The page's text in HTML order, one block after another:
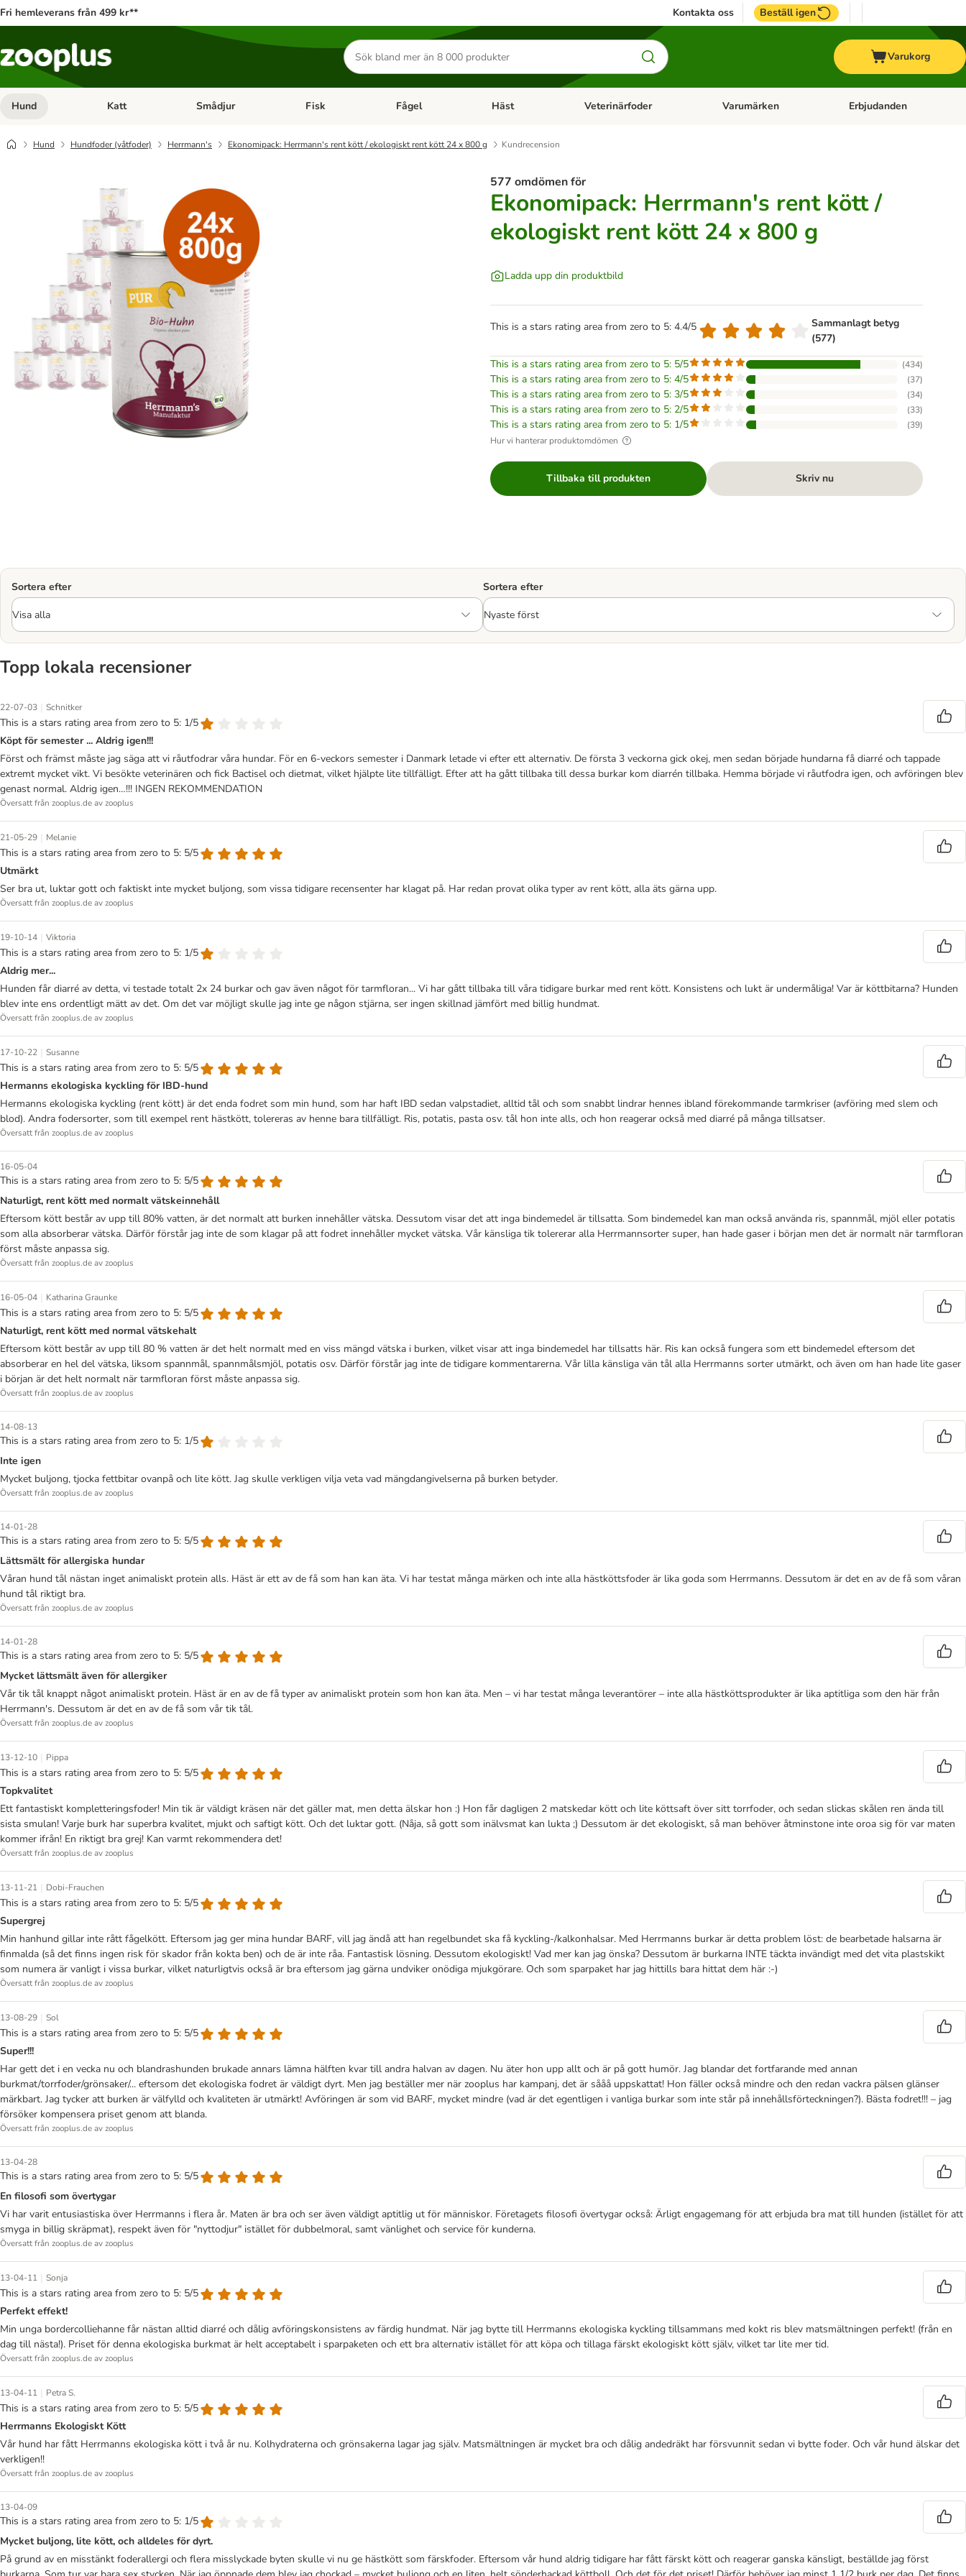
Fri hemleverans från 499 kr** Kontakta oss Beställ igen
Sök
efter
produkter
Varukorg
Hund Open category menu: Hund
Katt Open category menu: Katt
Smådjur Open category menu: Smådjur
Fisk Open category menu: Fisk
Fågel Open category menu: Fågel
Häst Open category menu: Häst
Veterinärfoder Open category menu: Veterinärfoder
Varumärken Open category menu:
Erbjudanden
Hund Hundfoder (våtfoder) Herrmann's Ekonomipack: Herrmann's rent kött / ekologiskt rent kött 24 x 800 g Kundrecension
577 omdömen för
Ekonomipack: Herrmann's rent kött /
ekologiskt rent kött 24 x 800 g
Ladda upp din produktbild
This is a stars rating area from zero to 5: 4.4/5
Sammanlagt betyg
(577)
This is a stars rating area from zero to 5: 5/5
(434)
This is a stars rating area from zero to 5: 4/5 (37)
This is a stars rating area from zero to 5: 3/5 (34)
This is a stars rating area from zero to 5: 2/5 (33)
This is a stars rating area from zero to 5: 1/5 (39)
Hur vi hanterar produktomdömen
Tillbaka till produkten Skriv nu
Sortera efter Sortera efter
Topp lokala recensioner
22-07-03 | Schnitker
This is a stars rating area from zero to 5: 1/5
Köpt för semester ... Aldrig igen!!!
Först och främst måste jag säga att vi råutfodrar våra hundar. För en 6-veckors semester i Danmark letade vi efter ett alternativ. De första 3 veckorna gick okej, men sedan började hundarna få diarré och tappade
extremt mycket vikt. Vi besökte veterinären och fick Bactisel och dietmat, vilket hjälpte lite tillfälligt. Efter att ha gått tillbaka till dessa burkar kom diarrén tillbaka. Hemma började vi råutfodra igen, och avföringen blev
genast normal. Aldrig igen…!!! INGEN REKOMMENDATION
Översatt från zooplus.de av zooplus
21-05-29 | Melanie
This is a stars rating area from zero to 5: 5/5
Utmärkt
Ser bra ut, luktar gott och faktiskt inte mycket buljong, som vissa tidigare recensenter har klagat på. Har redan provat olika typer av rent kött, alla äts gärna upp.
Översatt från zooplus.de av zooplus
19-10-14 | Viktoria
This is a stars rating area from zero to 5: 1/5
Aldrig mer...
Hunden får diarré av detta, vi testade totalt 2x 24 burkar och gav även något för tarmfloran... Vi har gått tillbaka till våra tidigare burkar med rent kött. Konsistens och lukt är undermåliga! Var är köttbitarna? Hunden
blev inte ens ordentligt mätt av det. Om det var möjligt skulle jag inte ge någon stjärna, ser ingen skillnad jämfört med billig hundmat.
Översatt från zooplus.de av zooplus
17-10-22 | Susanne
This is a stars rating area from zero to 5: 5/5
Hermanns ekologiska kyckling för IBD-hund
Hermanns ekologiska kyckling (rent kött) är det enda fodret som min hund, som har haft IBD sedan valpstadiet, alltid tål och som snabbt lindrar hennes ibland förekommande tarmkriser (avföring med slem och
blod). Andra fodersorter, som till exempel rent hästkött, tolereras av henne bara tillfälligt. Ris, potatis, pasta osv. tål hon inte alls, och hon reagerar också med diarré på många tillsatser.
Översatt från zooplus.de av zooplus
16-05-04
This is a stars rating area from zero to 5: 5/5
Naturligt, rent kött med normalt vätskeinnehåll
Eftersom kött består av upp till 80% vatten, är det normalt att burken innehåller vätska. Dessutom visar det att inga bindemedel är tillsatta. Som bindemedel kan man också använda ris, spannmål, mjöl eller potatis
som alla absorberar vätska. Därför förstår jag inte de som klagar på att fodret innehåller mycket vätska. Vår känsliga tik tolererar alla Herrmannsorter super, han hade gaser i början men det är normalt när tarmfloran
först måste anpassa sig.
Översatt från zooplus.de av zooplus
16-05-04 | Katharina Graunke
This is a stars rating area from zero to 5: 5/5
Naturligt, rent kött med normal vätskehalt
Eftersom kött består av upp till 80 % vatten är det helt normalt med en viss mängd vätska i burken, vilket visar att inga bindemedel har tillsatts här. Ris kan också fungera som ett bindemedel eftersom det
absorberar en hel del vätska, liksom spannmål, spannmålsmjöl, potatis osv. Därför förstår jag inte de tidigare kommentarerna. Vår lilla känsliga vän tål alla Herrmanns sorter utmärkt, och även om han hade lite gaser
i början är det helt normalt när tarmfloran först måste anpassa sig.
Översatt från zooplus.de av zooplus
14-08-13
This is a stars rating area from zero to 5: 1/5
Inte igen
Mycket buljong, tjocka fettbitar ovanpå och lite kött. Jag skulle verkligen vilja veta vad mängdangivelserna på burken betyder.
Översatt från zooplus.de av zooplus
14-01-28
This is a stars rating area from zero to 5: 5/5
Lättsmält för allergiska hundar
Våran hund tål nästan inget animaliskt protein alls. Häst är ett av de få som han kan äta. Vi har testat många märken och inte alla hästköttsfoder är lika goda som Herrmanns. Dessutom är det en av de få som våran
hund tål riktigt bra.
Översatt från zooplus.de av zooplus
14-01-28
This is a stars rating area from zero to 5: 5/5
Mycket lättsmält även för allergiker
Vår tik tål knappt något animaliskt protein. Häst är en av de få typer av animaliskt protein som hon kan äta. Men – vi har testat många leverantörer – inte alla hästköttsprodukter är lika aptitliga som den här från
Herrmann's. Dessutom är det en av de få som vår tik tål.
Översatt från zooplus.de av zooplus
13-12-10 | Pippa
This is a stars rating area from zero to 5: 5/5
Topkvalitet
Ett fantastiskt kompletteringsfoder! Min tik är väldigt kräsen när det gäller mat, men detta älskar hon :) Hon får dagligen 2 matskedar kött och lite köttsaft över sitt torrfoder, och sedan slickas skålen ren ända till
sista smulan! Varje burk har superbra kvalitet, mjukt och saftigt kött. Och det luktar gott. (Nåja, så gott som inälvsmat kan lukta ;) Dessutom är det ekologiskt, så man behöver åtminstone inte oroa sig för var maten
kommer ifrån! En riktigt bra grej! Kan varmt rekommendera det!
Översatt från zooplus.de av zooplus
13-11-21 | Dobi-Frauchen
This is a stars rating area from zero to 5: 5/5
Supergrej
Min hanhund gillar inte rått fågelkött. Eftersom jag ger mina hundar BARF, vill jag ändå att han regelbundet ska få kyckling-/kalkonhalsar. Med Herrmanns burkar är detta problem löst: de bearbetade halsarna är
finmalda (så det finns ingen risk för skador från kokta ben) och de är inte råa. Fantastisk lösning. Dessutom ekologiskt! Vad mer kan jag önska? Dessutom är burkarna INTE täckta invändigt med det vita plastskikt
som numera är vanligt i vissa burkar, vilket naturligtvis också är bra eftersom jag gärna undviker onödiga mjukgörare. Och som sparpaket har jag hittills bara hittat dem här :-)
Översatt från zooplus.de av zooplus
13-08-29 | Sol
This is a stars rating area from zero to 5: 5/5
Super!!!
Har gett det i en vecka nu och blandrashunden brukade annars lämna hälften kvar till andra halvan av dagen. Nu äter hon upp allt och är på gott humör. Jag blandar det fortfarande med annan
burkmat/torrfoder/grönsaker/... eftersom det ekologiska fodret är väldigt dyrt. Men jag beställer mer när zooplus har kampanj, det är sååå uppskattat! Hon fäller också mindre och den redan vackra pälsen glänser
märkbart. Jag tycker att burken är välfylld och kvaliteten är utmärkt! Avföringen är som vid BARF, mycket mindre (vad är det egentligen i vanliga burkar som inte står på innehållsförteckningen?). Bästa fodret!!! – jag
försöker kompensera priset genom att blanda.
Översatt från zooplus.de av zooplus
13-04-28
This is a stars rating area from zero to 5: 5/5
En filosofi som övertygar
Vi har varit entusiastiska över Herrmanns i flera år. Maten är bra och ser även väldigt aptitlig ut för människor. Företagets filosofi övertygar också: Ärligt engagemang för att erbjuda bra mat till hunden (istället för att
smyga in billig skräpmat), respekt även för "nyttodjur" istället för dubbelmoral, samt vänlighet och service för kunderna.
Översatt från zooplus.de av zooplus
13-04-11 | Sonja
This is a stars rating area from zero to 5: 5/5
Perfekt effekt!
Min unga bordercolliehanne får nästan alltid diarré och dålig avföringskonsistens av färdig hundmat. När jag bytte till Herrmanns ekologiska kyckling tillsammans med kokt ris blev matsmältningen perfekt! (från en
dag till nästa!). Priset för denna ekologiska burkmat är helt acceptabelt i sparpaketen och ett bra alternativ istället för att köpa och tillaga färskt ekologiskt kött själv, vilket tar lite mer tid.
Översatt från zooplus.de av zooplus
13-04-11 | Petra S.
This is a stars rating area from zero to 5: 5/5
Herrmanns Ekologiskt Kött
Vår hund har fått Herrmanns ekologiska kött i två år nu. Kolhydraterna och grönsakerna lagar jag själv. Matsmältningen är mycket bra och dålig andedräkt har försvunnit sedan vi bytte foder. Och vår hund älskar det
verkligen!!
Översatt från zooplus.de av zooplus
13-04-09
This is a stars rating area from zero to 5: 1/5
Mycket buljong, lite kött, och alldeles för dyrt.
På grund av en misstänkt foderallergi och flera misslyckade byten skulle vi nu ge hästkött som färskfoder. Eftersom vår hund aldrig tidigare har fått färskt kött och reagerar ganska känsligt, beställde jag först